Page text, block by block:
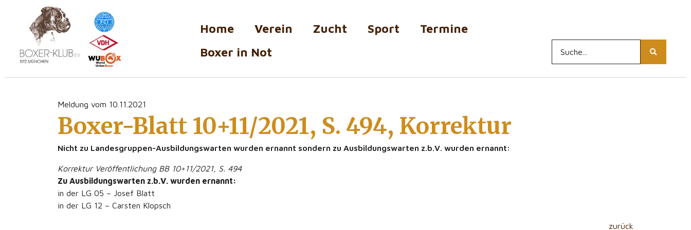
Home Verein Zucht Sport
Termine
Boxer in Not
zurück
Meldung vom 10.11.2021
Boxer-Blatt 10+11/2021, S. 494, Korrektur
Nicht zu Landesgruppen-Ausbildungswarten wurden ernannt sondern zu Ausbildungswarten z.b.V. wurden ernannt:
Korrektur Veröffentlichung BB 10+11/2021, S. 494
Zu Ausbildungswarten z.b.V. wurden ernannt:
in der LG 05 – Josef Blatt
in der LG 12 – Carsten Klopsch